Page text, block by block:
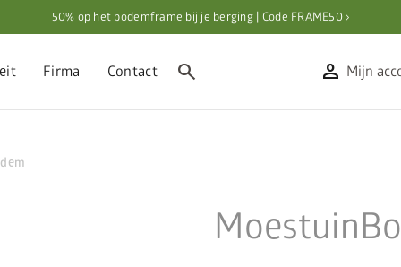
50% op het bodemframe bij je berging | Code FRAME50 ›
Firma Contact search person Mijn